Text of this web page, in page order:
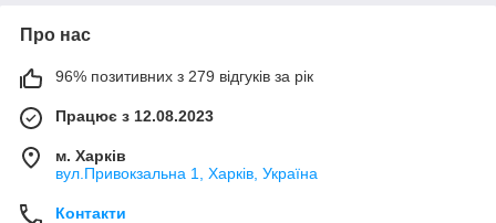
Про нас
96% позитивних з 279 відгуків за рік
Працює з 12.08.2023
м. Харків
вул.Привокзальна 1, Харків, Україна
Контакти